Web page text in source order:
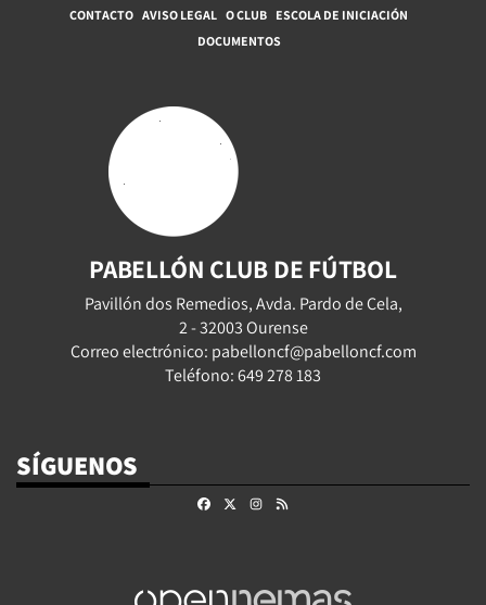
CONTACTO AVISO LEGAL O CLUB ESCOLA DE INICIACIÓN
DOCUMENTOS
PABELLÓN CLUB DE FÚTBOL
Pavillón dos Remedios, Avda. Pardo de Cela,
2 - 32003 Ourense
Correo electrónico: pabelloncf@pabelloncf.com
Teléfono: 649 278 183
SÍGUENOS
FacebookInstagram